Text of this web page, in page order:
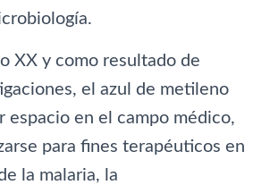
XX y como resultado de
el azul de metileno
espacio en el campo médico,
para fines terapéuticos en
la malaria, la